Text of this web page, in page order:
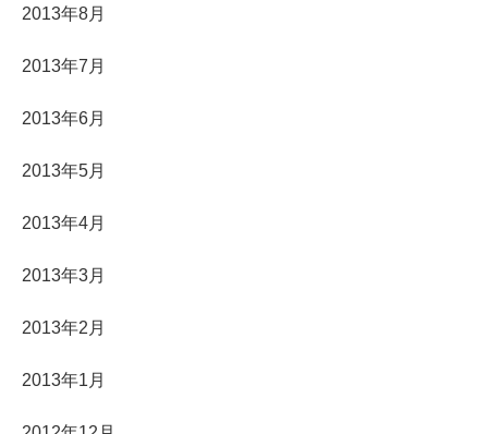
2013年8月
2013年7月
2013年6月
2013年5月
2013年4月
2013年3月
2013年2月
2013年1月